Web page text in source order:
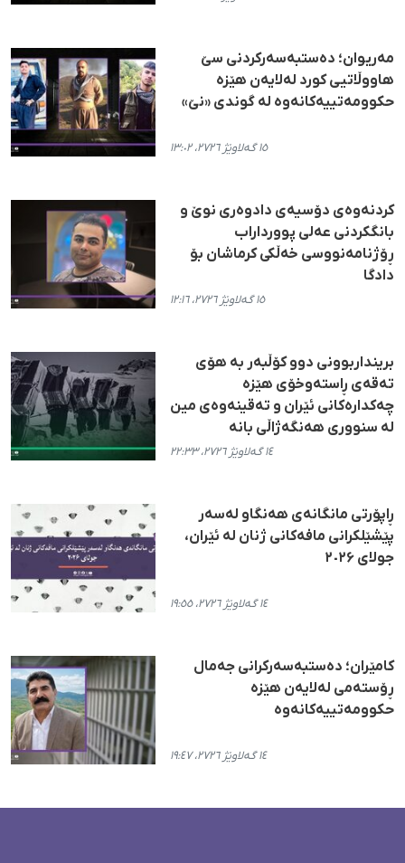
مەریوان؛ دەستبەسەرکردنی سێ
هاووڵاتیی کورد لەلایەن هێزە
حکوومەتییەکانەوە لە گوندی «نێ»
١٥ گەلاوێژ ٢٧٢٦، ١٣:٠٢
کردنەوەی دۆسیەی دادوەری نوێ و
بانگکردنی عەلی پوورداراب
ڕۆژنامەنووسی خەڵکی کرماشان بۆ
دادگا
١٥ گەلاوێژ ٢٧٢٦، ١٢:١٦
برینداربوونی دوو کۆڵبەر بە هۆی
تەقەی ڕاستەوخۆی هێزە
چەکدارەکانی ئێران و تەقینەوەی مین
لە سنووری هەنگەژاڵی بانە
١٤ گەلاوێژ ٢٧٢٦، ٢٢:٣٣
ڕاپۆرتی مانگانەی هەنگاو لەسەر
پێشێلکرانی مافەکانی ژنان لە ئێران،
جولای ٢٠٢۶
١٤ گەلاوێژ ٢٧٢٦، ١٩:٥٥
کامێران؛ دەستبەسەرکرانی جەمال
ڕۆستەمی لەلایەن هێزە
حکوومەتییەکانەوە
١٤ گەلاوێژ ٢٧٢٦، ١٩:٤٧